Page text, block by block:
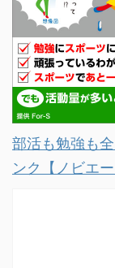
部活も勉強も
ンク【ノビエー